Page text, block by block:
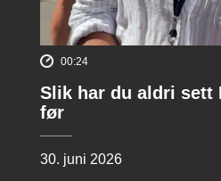
00:24
Slik har du aldri sett
før
30. juni 2026